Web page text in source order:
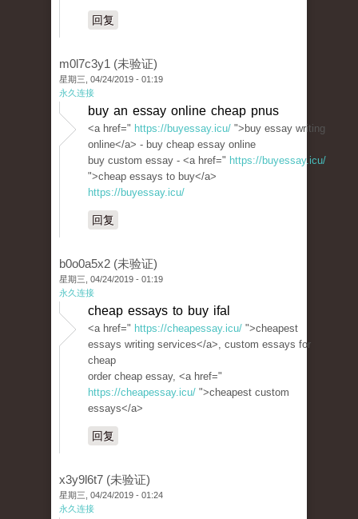
回复
m0l7c3y1 (未验证)
星期三, 04/24/2019 - 01:19
永久连接
buy an essay online cheap pnus
<a href=" https://buyessay.icu/ ">buy essay writing
online</a> - buy cheap essay online
buy custom essay - <a href=" https://buyessay.icu/
">cheap essays to buy</a>
https://buyessay.icu/
回复
b0o0a5x2 (未验证)
星期三, 04/24/2019 - 01:19
永久连接
cheap essays to buy ifal
<a href=" https://cheapessay.icu/ ">cheapest
essays writing services</a>, custom essays for
cheap
order cheap essay, <a href="
https://cheapessay.icu/ ">cheapest custom
essays</a>
回复
x3y9l6t7 (未验证)
星期三, 04/24/2019 - 01:24
永久连接